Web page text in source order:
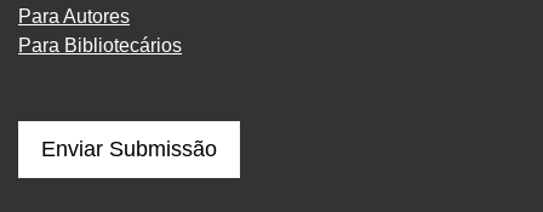
Para Autores
Para Bibliotecários
Enviar Submissão